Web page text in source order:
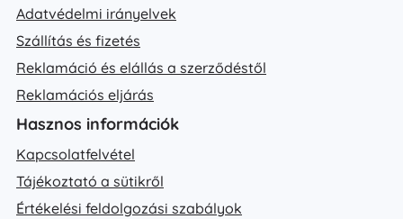
Adatvédelmi irányelvek
Szállítás és fizetés
Reklamáció és elállás a szerződéstől
Reklamációs eljárás
Hasznos információk
Kapcsolatfelvétel
Tájékoztató a sütikről
Értékelési feldolgozási szabályok